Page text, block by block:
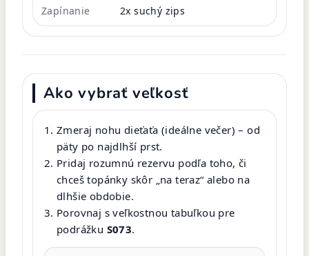
Zapínanie 2x suchý zips
Ako vybrať veľkosť
Zmeraj nohu dieťaťa (ideálne večer) – od
päty po najdlhší prst.
Pridaj rozumnú rezervu podľa toho, či
chceš topánky skôr „na teraz“ alebo na
dlhšie obdobie.
Porovnaj s veľkostnou tabuľkou pre
podrážku S073.